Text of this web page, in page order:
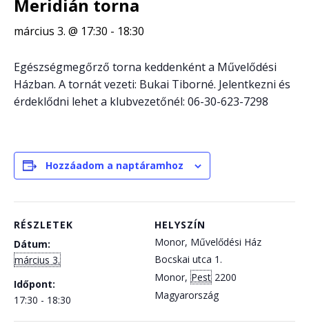
Meridián torna
március 3. @ 17:30 - 18:30
Egészségmegőrző torna keddenként a Művelődési
Házban. A tornát vezeti: Bukai Tiborné. Jelentkezni és
érdeklődni lehet a klubvezetőnél: 06-30-623-7298
Hozzáadom a naptáramhoz
RÉSZLETEK
Dátum:
március 3.
Időpont:
17:30 - 18:30
HELYSZÍN
Monor, Művelődési Ház
Bocskai utca 1.
Monor, Pest 2200
Magyarország